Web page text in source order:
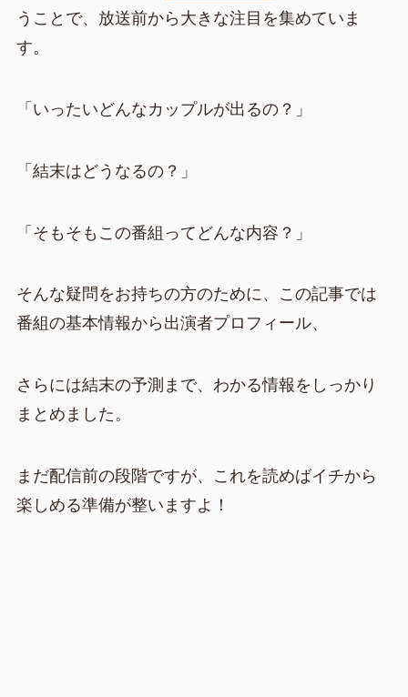
うことで、放送前から大きな注目を集めていま
す。
「いったいどんなカップルが出るの？」
「結末はどうなるの？」
「そもそもこの番組ってどんな内容？」
そんな疑問をお持ちの方のために、この記事では
番組の基本情報から出演者プロフィール、
さらには結末の予測まで、わかる情報をしっかり
まとめました。
まだ配信前の段階ですが、これを読めばイチから
楽しめる準備が整いますよ！